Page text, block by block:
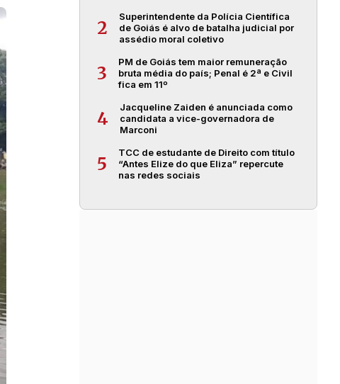
2
Superintendente da Polícia Científica
de Goiás é alvo de batalha judicial por
assédio moral coletivo
3
PM de Goiás tem maior remuneração
bruta média do país; Penal é 2ª e Civil
fica em 11º
4
Jacqueline Zaiden é anunciada como
candidata a vice-governadora de
Marconi
5
TCC de estudante de Direito com título
“Antes Elize do que Eliza” repercute
nas redes sociais